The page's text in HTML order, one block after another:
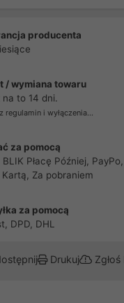
producenta
/ wymiana towaru
na to 14 dni.
regulamin i wyłączenia...
za pomocą
BLIK Płacę Później,
Kartą, Za pobraniem
za pomocą
DPD, DHL
Drukuj Zgłoś